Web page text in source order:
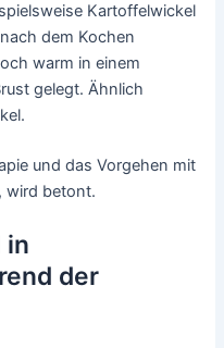
Kartoffelwickel
dem Kochen
warm in einem
gelegt. Ähnlich
und das Vorgehen mit
wird betont.
in
der